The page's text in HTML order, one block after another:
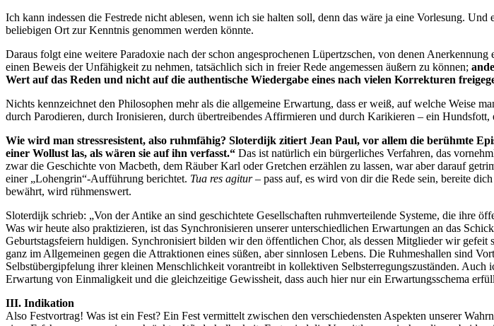
Ich kann indessen die Festrede nicht ablesen, wenn ich sie halten soll, denn das wäre ja eine Vorlesung. Und
beliebigen Ort zur Kenntnis genommen werden könnte.
Daraus folgt eine weitere Paradoxie nach der schon angesprochenen Lüpertzschen, von denen
einen Beweis der Unfähigkeit zu nehmen, tatsächlich sich in freier Rede angemessen äußern zu können;
Wert auf das Reden und nicht auf die authentische Wiedergabe eines nach vielen Korrekturen
Nichts kennzeichnet den Philosophen mehr als die allgemeine Erwartung, dass er weiß, auf welche Weise
durch Parodieren, durch Ironisieren, durch übertreibendes Affirmieren und durch Karikieren – ein
Wie wird man stressresistent, also ruhmfähig? Sloterdijk zitiert Jean Paul, vor allem die berühmte
einer Wollust las, als wären sie auf ihn verfasst.“ Das ist natürlich ein bürgerliches Verfahren, das
zwar die Geschichte von Macbeth, dem Räuber Karl oder Gretchen erzählen zu lassen, war aber darauf
einer „Lohengrin“-Aufführung berichtet. Tua res agitur– pass auf, es wird von dir die Rede sein, bereite
bewährt, wird rühmenswert.
Sloterdijk schrieb: „Von der Antike an sind geschichtete Gesellschaften ruhmverteilende Systeme, die ihre
Was wir heute also praktizieren, ist das Synchronisieren unserer unterschiedlichen Erwartungen an das
Geburtstagsfeiern huldigen. Synchronisiert bilden wir den öffentlichen Chor, als dessen Mitglieder wir
ganz im Allgemeinen gegen die Attraktionen eines süßen, aber sinnlosen Lebens. Die Ruhmeshallen sind
Selbstübergipfelung ihrer kleinen Menschlichkeit vorantreibt in kollektiven Selbsterregungszuständen.
Erwartung von Einmaligkeit und die gleichzeitige Gewissheit, dass auch hier nur ein Erwartungsschema
III. Indikation
Also Festvortrag! Was ist ein Fest? Ein Fest vermittelt zwischen den verschiedensten Aspekten unserer